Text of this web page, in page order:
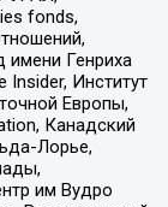
fonds,
Генриха
Insider, Институт
Европы,
Канадский
Лорье,
им Вудро